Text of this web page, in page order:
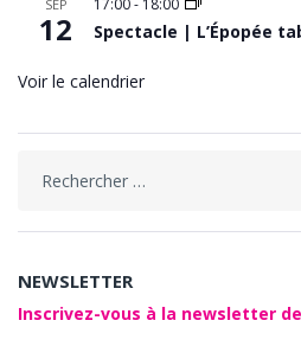
SEP
12
17:00- 18:00
Spectacle | L’Épopée
Voir le calendrier
NEWSLETTER
Inscrivez-vous à la newsletter